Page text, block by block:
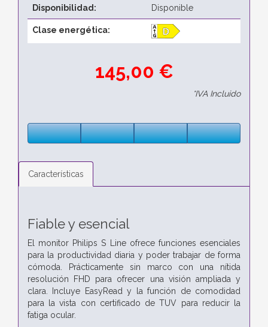
Disponibilidad: Disponible
Clase energética:
145,00 €
*IVA Incluido
Características
Fiable y esencial
El monitor Philips S Line ofrece funciones esenciales
para la productividad diaria y poder trabajar de forma
cómoda. Prácticamente sin marco con una nítida
resolución FHD para ofrecer una visión ampliada y
clara. Incluye EasyRead y la función de comodidad
para la vista con certificado de TUV para reducir la
fatiga ocular.